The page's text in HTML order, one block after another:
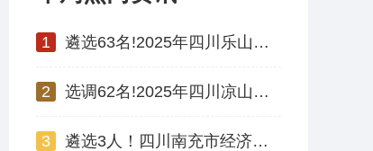
1 遴选63名!2025年四川乐山市市级机关 公开遴选公务员公告
2 选调62名!2025年四川凉山州州属事业单位公开选调工作人员公告
3 遴选3人！四川南充市经济和信息化局公开遴选公务员公告